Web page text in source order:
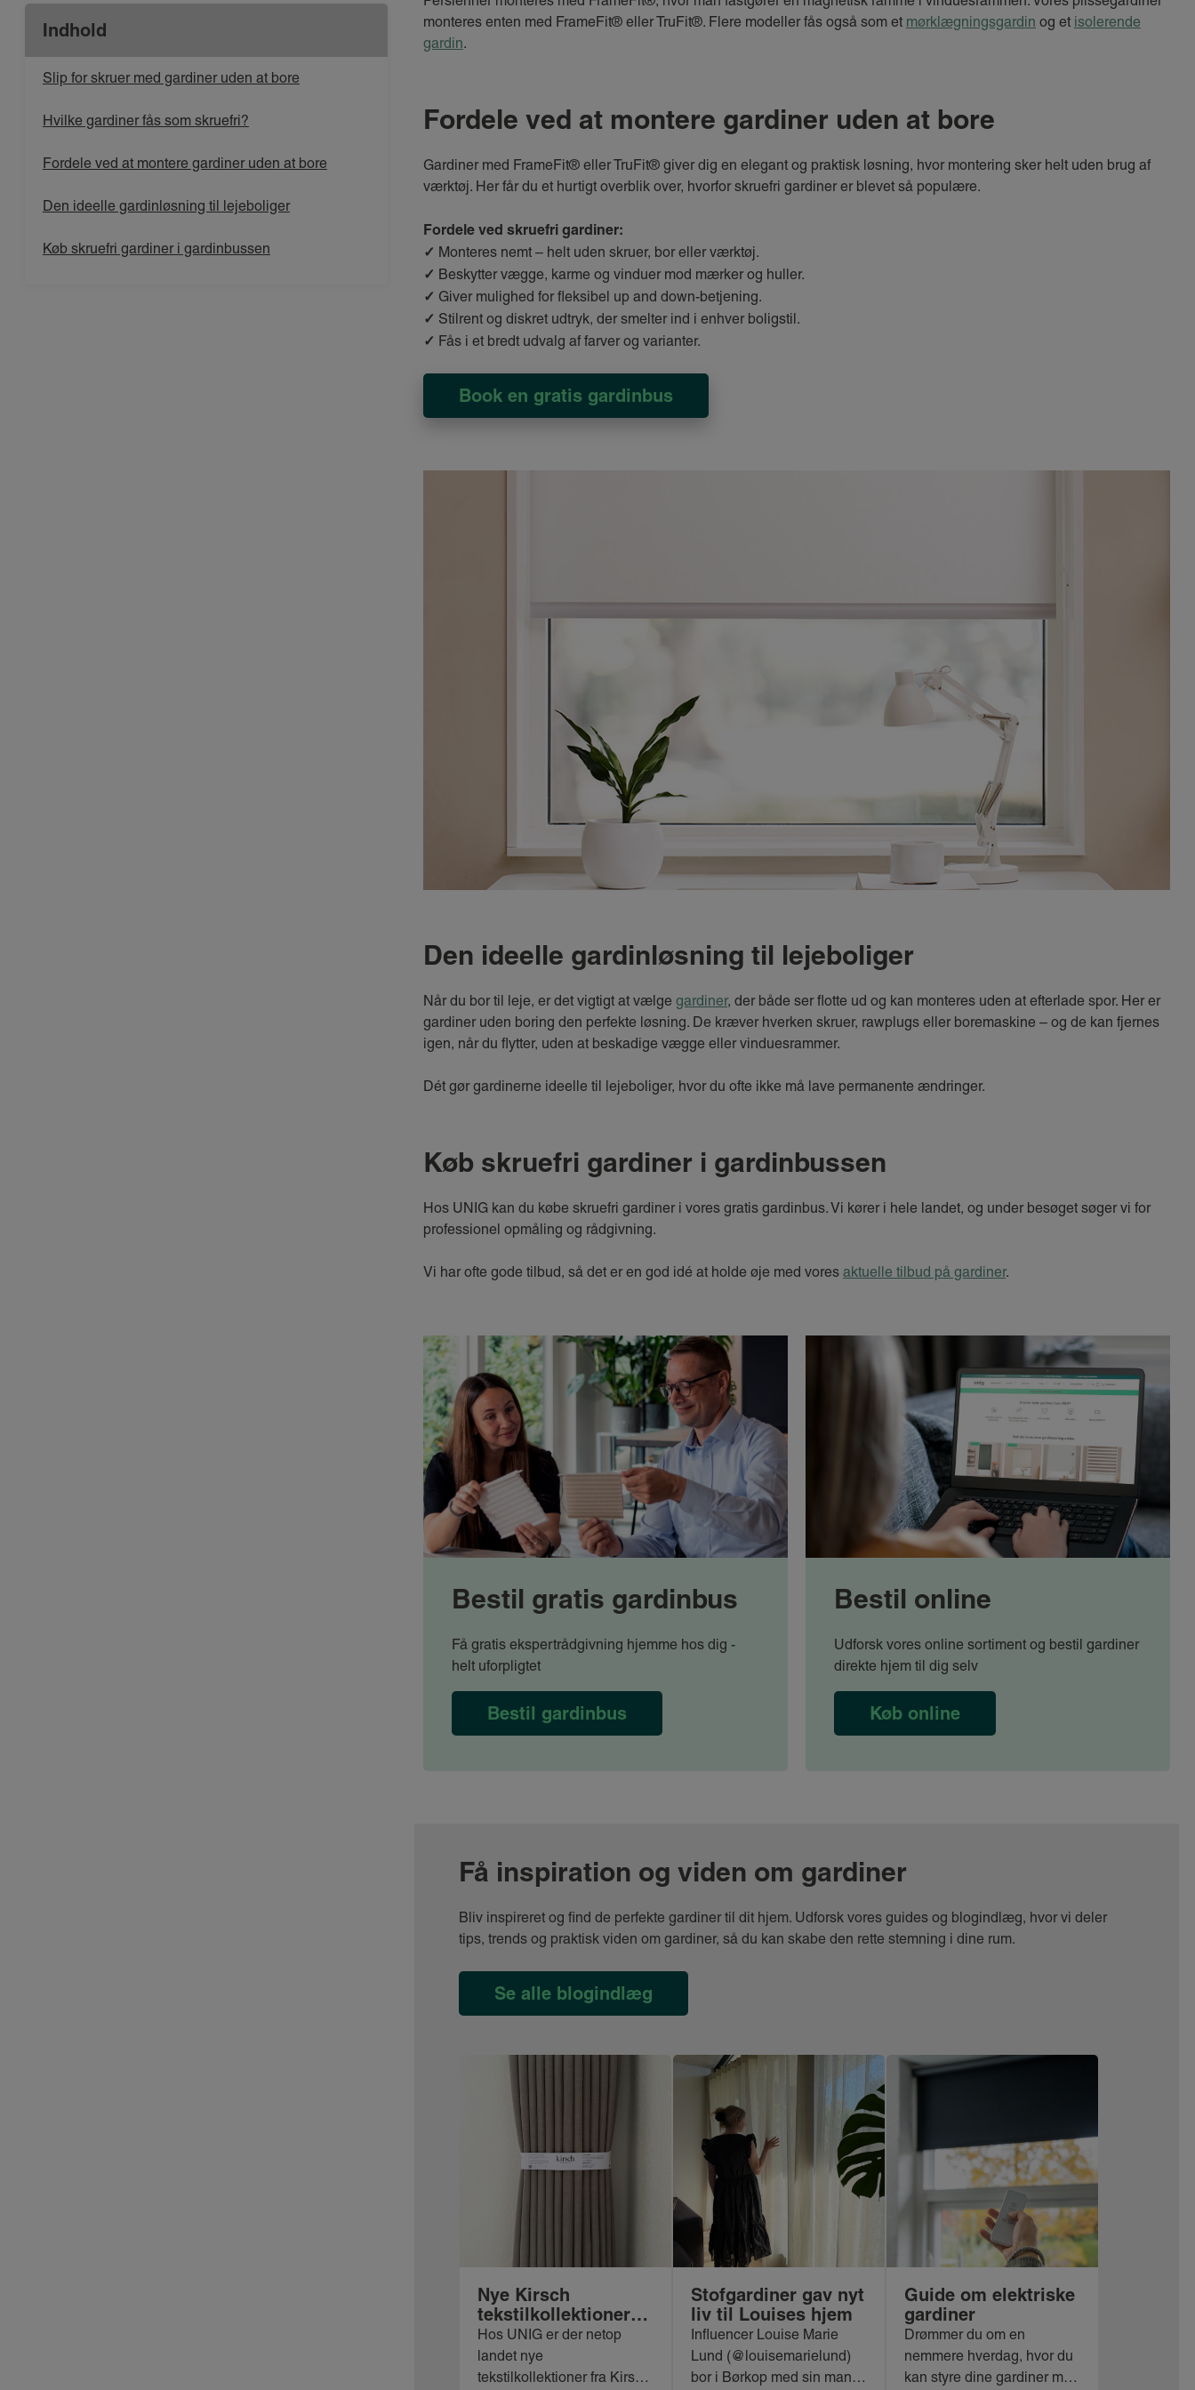
Indhold
Slip for skruer med gardiner uden at bore
Hvilke gardiner fås som skruefri?
Fordele ved at montere gardiner uden at bore
Den ideelle gardinløsning til lejeboliger
Køb skruefri gardiner i gardinbussen
monteres enten med FrameFit® eller TruFit®. Flere modeller fås også som et mørklægningsgardin og et isolerende
gardin.
Fordele ved at montere gardiner uden at bore
Gardiner med FrameFit® eller TruFit® giver dig en elegant og praktisk løsning, hvor montering sker helt uden brug af
værktøj. Her får du et hurtigt overblik over, hvorfor skruefri gardiner er blevet så populære.
Fordele ved skruefri gardiner:
✓ Monteres nemt – helt uden skruer, bor eller værktøj.
✓ Beskytter vægge, karme og vinduer mod mærker og huller.
✓ Giver mulighed for fleksibel up and down-betjening.
✓ Stilrent og diskret udtryk, der smelter ind i enhver boligstil.
✓ Fås i et bredt udvalg af farver og varianter.
Book en gratis gardinbus
Den ideelle gardinløsning til lejeboliger
Når du bor til leje, er det vigtigt at vælge gardiner, der både ser flotte ud og kan monteres uden at efterlade spor. Her er
gardiner uden boring den perfekte løsning. De kræver hverken skruer, rawplugs eller boremaskine – og de kan fjernes
igen, når du flytter, uden at beskadige vægge eller vinduesrammer.
Dét gør gardinerne ideelle til lejeboliger, hvor du ofte ikke må lave permanente ændringer.
Køb skruefri gardiner i gardinbussen
Hos UNIG kan du købe skruefri gardiner i vores gratis gardinbus. Vi kører i hele landet, og under besøget søger vi for
professionel opmåling og rådgivning.
Vi har ofte gode tilbud, så det er en god idé at holde øje med vores aktuelle tilbud på gardiner.
Bestil gratis gardinbus
Få gratis ekspertrådgivning hjemme hos dig -
helt uforpligtet
Bestil gardinbus
Bestil online
Udforsk vores online sortiment og bestil gardiner
direkte hjem til dig selv
Køb online
Få inspiration og viden om gardiner
Bliv inspireret og find de perfekte gardiner til dit hjem. Udforsk vores guides og blogindlæg, hvor vi deler
tips, trends og praktisk viden om gardiner, så du kan skabe den rette stemning i dine rum.
Se alle blogindlæg
Nye Kirsch
tekstilkollektioner
hos UNIG
Hos UNIG er der netop
landet nye
tekstilkollektioner fra Kirsch.
Stofgardiner gav nyt
liv til Louises hjem
Influencer Louise Marie
Lund (@louisemarielund)
bor i Børkop med sin mand
Guide om elektriske
gardiner
Drømmer du om en
nemmere hverdag, hvor du
kan styre dine gardiner med